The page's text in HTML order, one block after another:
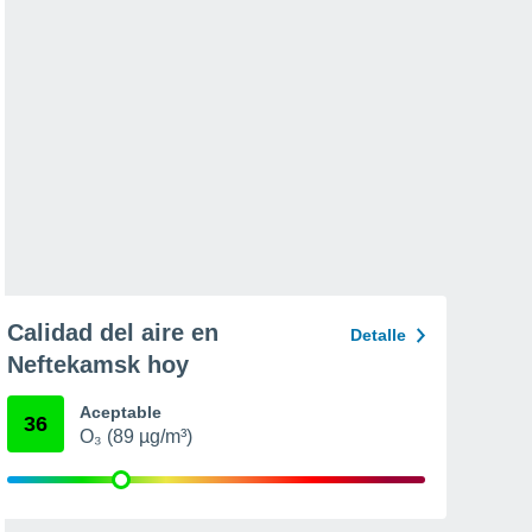
Calidad del aire en
Neftekamsk hoy
Detalle
36 Aceptable
O₃ (89 µg/m³)